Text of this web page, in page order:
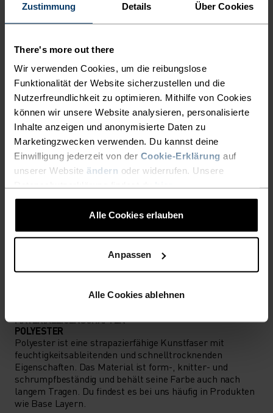
Zustimmung Details Über Cookies
There's more out there
Wir verwenden Cookies, um die reibungslose
Funktionalität der Website sicherzustellen und die
Nutzerfreundlichkeit zu optimieren. Mithilfe von Cookies
können wir unsere Website analysieren, personalisierte
Inhalte anzeigen und anonymisierte Daten zu
Marketingzwecken verwenden. Du kannst deine
Einwilligung jederzeit von der Cookie-Erklärung auf
unserer Website ändern oder widerrufen. Unsere
Alle Cookies erlauben
Anpassen
Alle Cookies ablehnen
ALLES STIMMT
Vielseitiger Komfort für jeden Schritt auf deiner
Wanderung.
AKTIVITÄTSNIVEAU
NIEDRIG MODERAT HOCH
ALLES MODERATE AKTIVITÄTEN
Wandern - Ski & Snow - Casual Comfort
MATERIALEIGENSCHAFTEN
POLYESTER
Polyester ist eine strapazierfähige Kunstfaser mit
feuchtigkeitsableitenden und schnelltrocknenden
Eigenschaften. Das Material ist form-, knitter- und
schrumpfbeständig und behält seine Farbe auch nach
langem Tragen. Du findest es bei uns häufig in Produkten
wie Base Layern.